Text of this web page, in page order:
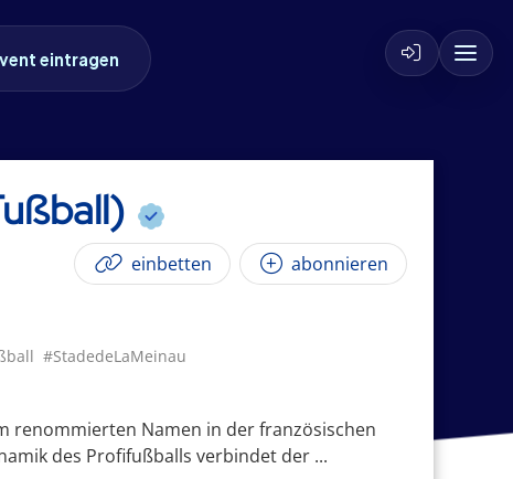
eintragen
einbetten abonnieren
#StadedeLaMeinau
renommierten Namen in der französischen
des Profifußballs verbindet der ...